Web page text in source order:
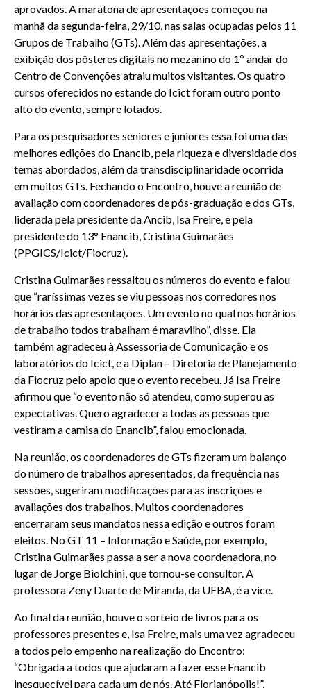
aprovados. A maratona de apresentações começou na
manhã da segunda-feira, 29/10, nas salas ocupadas pelos 11
Grupos de Trabalho (GTs). Além das apresentações, a
exibição dos pôsteres digitais no mezanino do 1º andar do
Centro de Convenções atraiu muitos visitantes. Os quatro
cursos oferecidos no estande do Icict foram outro ponto
alto do evento, sempre lotados.
Para os pesquisadores seniores e juniores essa foi uma das
melhores edições do Enancib, pela riqueza e diversidade dos
temas abordados, além da transdisciplinaridade ocorrida
em muitos GTs. Fechando o Encontro, houve a reunião de
avaliação com coordenadores de pós-graduação e dos GTs,
liderada pela presidente da Ancib, Isa Freire, e pela
presidente do 13° Enancib, Cristina Guimarães
(PPGICS/Icict/Fiocruz).
Cristina Guimarães ressaltou os números do evento e falou
que “raríssimas vezes se viu pessoas nos corredores nos
horários das apresentações. Um evento no qual nos horários
de trabalho todos trabalham é maravilho”, disse. Ela
também agradeceu à Assessoria de Comunicação e os
laboratórios do Icict, e a Diplan – Diretoria de Planejamento
da Fiocruz pelo apoio que o evento recebeu. Já Isa Freire
afirmou que “o evento não só atendeu, como superou as
expectativas. Quero agradecer a todas as pessoas que
vestiram a camisa do Enancib”, falou emocionada.
Na reunião, os coordenadores de GTs fizeram um balanço
do número de trabalhos apresentados, da frequência nas
sessões, sugeriram modificações para as inscrições e
avaliações dos trabalhos. Muitos coordenadores
encerraram seus mandatos nessa edição e outros foram
eleitos. No GT 11 – Informação e Saúde, por exemplo,
Cristina Guimarães passa a ser a nova coordenadora, no
lugar de Jorge Biolchini, que tornou-se consultor. A
professora Zeny Duarte de Miranda, da UFBA, é a vice.
Ao final da reunião, houve o sorteio de livros para os
professores presentes e, Isa Freire, mais uma vez agradeceu
a todos pelo empenho na realização do Encontro:
“Obrigada a todos que ajudaram a fazer esse Enancib
inesquecível para cada um de nós. Até Florianópolis!”,